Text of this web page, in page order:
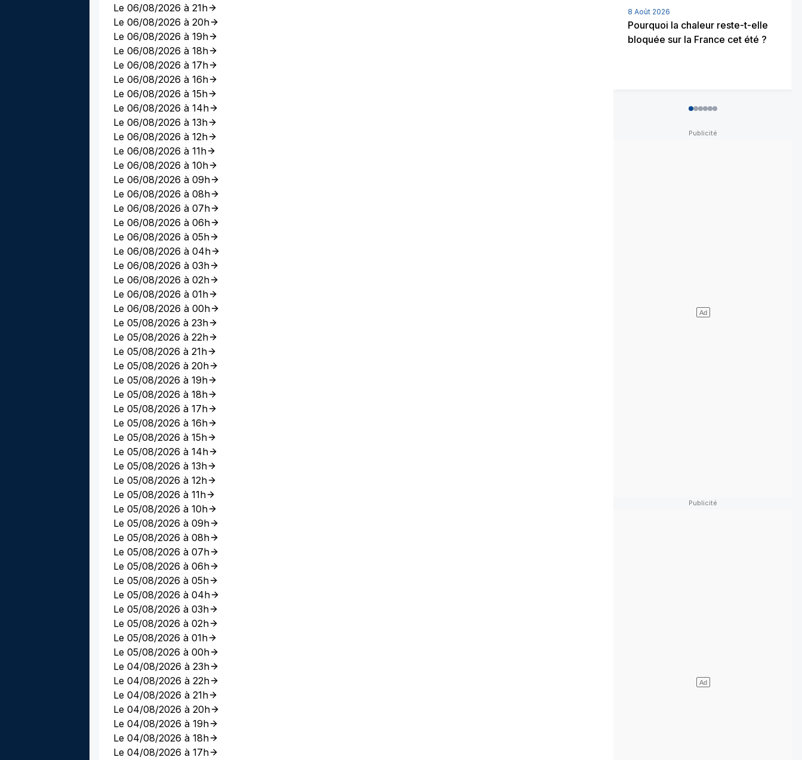
Le 06/08/2026 à 21h
Le 06/08/2026 à 20h
Le 06/08/2026 à 19h
Le 06/08/2026 à 18h
Le 06/08/2026 à 17h
Le 06/08/2026 à 16h
Le 06/08/2026 à 15h
Le 06/08/2026 à 14h
Le 06/08/2026 à 13h
Le 06/08/2026 à 12h
Le 06/08/2026 à 11h
Le 06/08/2026 à 10h
Le 06/08/2026 à 09h
Le 06/08/2026 à 08h
Le 06/08/2026 à 07h
Le 06/08/2026 à 06h
Le 06/08/2026 à 05h
Le 06/08/2026 à 04h
Le 06/08/2026 à 03h
Le 06/08/2026 à 02h
Le 06/08/2026 à 01h
Le 06/08/2026 à 00h
Le 05/08/2026 à 23h
Le 05/08/2026 à 22h
Le 05/08/2026 à 21h
Le 05/08/2026 à 20h
Le 05/08/2026 à 19h
Le 05/08/2026 à 18h
Le 05/08/2026 à 17h
Le 05/08/2026 à 16h
Le 05/08/2026 à 15h
Le 05/08/2026 à 14h
Le 05/08/2026 à 13h
Le 05/08/2026 à 12h
Le 05/08/2026 à 11h
Le 05/08/2026 à 10h
Le 05/08/2026 à 09h
Le 05/08/2026 à 08h
Le 05/08/2026 à 07h
Le 05/08/2026 à 06h
Le 05/08/2026 à 05h
Le 05/08/2026 à 04h
Le 05/08/2026 à 03h
Le 05/08/2026 à 02h
Le 05/08/2026 à 01h
Le 05/08/2026 à 00h
Le 04/08/2026 à 23h
Le 04/08/2026 à 22h
Le 04/08/2026 à 21h
Le 04/08/2026 à 20h
Le 04/08/2026 à 19h
Le 04/08/2026 à 18h
Le 04/08/2026 à 17h
8 Août 2026
Pourquoi la chaleur reste-t-elle
bloquée sur la France cet été ?
012345